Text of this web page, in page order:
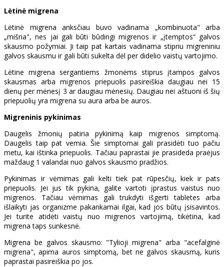
Lėtinė migrena
Lėtinė migrena anksčiau buvo vadinama „kombinuota" arba
„mišria", nes jai gali būti būdingi migrenos ir „įtemptos“ galvos
skausmo požymiai. Ji taip pat kartais vadinama stipriu migreniniu
galvos skausmu ir gali būti sukelta dėl per didelio vaistų vartojimo.
Lėtine migrena sergantiems žmonėms stiprus įtampos galvos
skausmas arba migrenos priepuolis pasireiškia daugiau nei 15
dienų per mėnesį 3 ar daugiau mėnesių. Daugiau nei aštuoni iš šių
priepuolių yra migrena su aura arba be auros.
Migreninis pykinimas
Daugelis žmonių patiria pykinimą kaip migrenos simptomą.
Daugelis taip pat vemia. Šie simptomai gali prasidėti tuo pačiu
metu, kai ištinka priepuolis. Tačiau paprastai jie prasideda praėjus
maždaug 1 valandai nuo galvos skausmo pradžios.
Pykinimas ir vėmimas gali kelti tiek pat rūpesčių, kiek ir pats
priepuolis. Jei jus tik pykina, galite vartoti įprastus vaistus nuo
migrenos. Tačiau vėmimas gali trukdyti išgerti tabletes arba
išlaikyti jas organizme pakankamai ilgai, kad jos būtų įsisavintos.
Jei turite atidėti vaistų nuo migrenos vartojimą, tikėtina, kad
migrena taps sunkesnė.
Migrena be galvos skausmo: "Tylioji migrena" arba "acefalginė
migrena", apima auros simptomą, bet ne galvos skausmą, kuris
paprastai pasireiškia po jos.